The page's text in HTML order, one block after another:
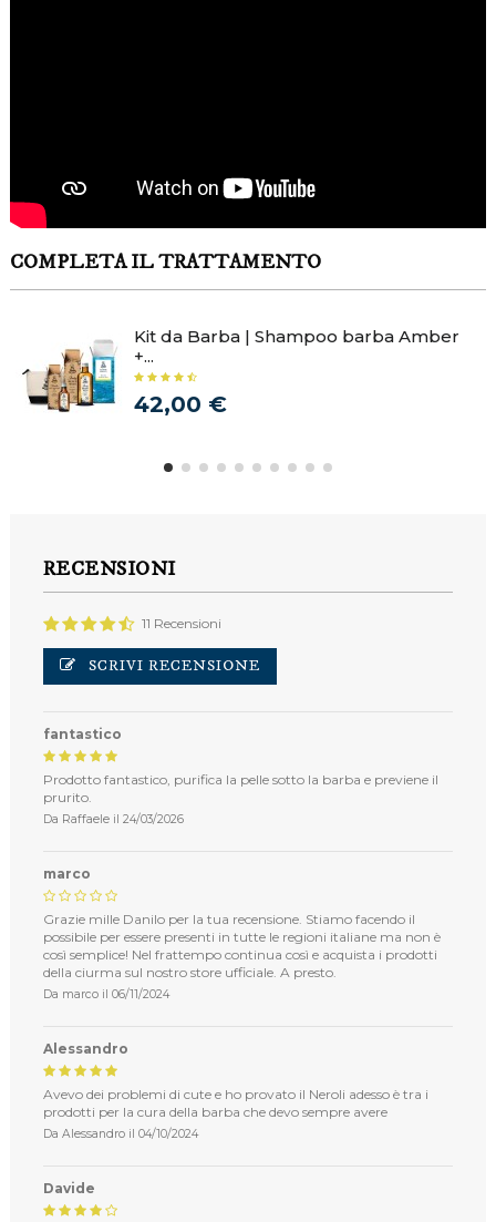
COMPLETA IL TRATTAMENTO
Kit da Barba | Shampoo barba Amber
+...
42,00 €
RECENSIONI
11 Recensioni
SCRIVI RECENSIONE
fantastico
Prodotto fantastico, purifica la pelle sotto la barba e previene il
prurito.
Da Raffaeleil 24/03/2026
marco
Grazie mille Danilo per la tua recensione. Stiamo facendo il
possibile per essere presenti in tutte le regioni italiane ma non è
così semplice! Nel frattempo continua così e acquista i prodotti
della ciurma sul nostro store ufficiale. A presto.
Da marcoil 06/11/2024
Alessandro
Avevo dei problemi di cute e ho provato il Neroli adesso è tra i
prodotti per la cura della barba che devo sempre avere
Da Alessandroil 04/10/2024
Davide